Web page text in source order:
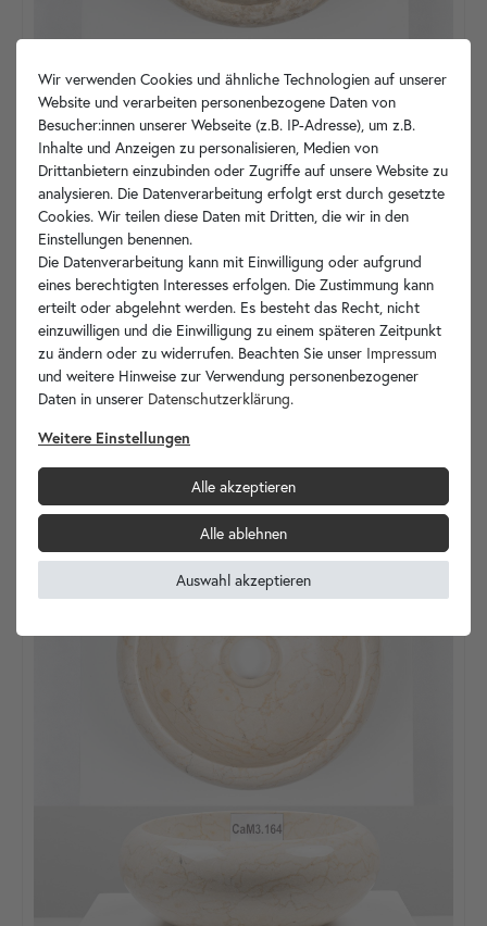
Unikat CaM2.164 in den Warenkorb
Wir verwenden Cookies und ähnliche Technologien auf unserer
Website und verarbeiten personenbezogene Daten von
Besucher:innen unserer Webseite (z.B. IP-Adresse), um z.B.
Inhalte und Anzeigen zu personalisieren, Medien von
Drittanbietern einzubinden oder Zugriffe auf unsere Website zu
analysieren. Die Datenverarbeitung erfolgt erst durch gesetzte
Cookies. Wir teilen diese Daten mit Dritten, die wir in den
Einstellungen benennen.
Die Datenverarbeitung kann mit Einwilligung oder aufgrund
eines berechtigten Interesses erfolgen. Die Zustimmung kann
erteilt oder abgelehnt werden. Es besteht das Recht, nicht
einzuwilligen und die Einwilligung zu einem späteren Zeitpunkt
zu ändern oder zu widerrufen. Beachten Sie unser Impressum
und weitere Hinweise zur Verwendung personenbezogener
Daten in unserer Daten­schutz­erklärung.
Weitere Einstellungen
Alle akzeptieren
Alle ablehnen
Auswahl akzeptieren